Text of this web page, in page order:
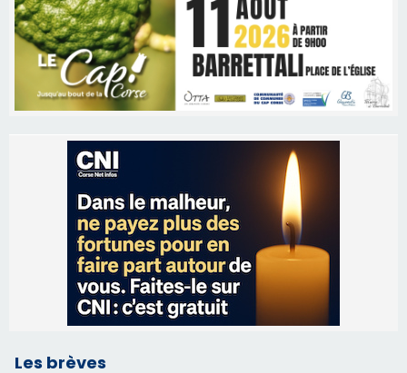
Les brèves
06/08/2026 15:57
Ucciani – Marché des producteurs à Cruculi le
06/08/2026 15:25
Corte – L’association A Nuciola organise une